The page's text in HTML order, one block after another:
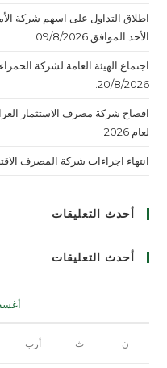
اطلاق التداول على اسهم شركة
الأحد الموافق 09/8/2026
اجتماع الهيئة العامة لشركة
20/8/2026.
افصاح شركة مصرف الاستثمار
لعام 2026
انتهاء اجراءات شركة المصرف
أحدث التعليقات
أحدث التعليقات
ن ث أرب